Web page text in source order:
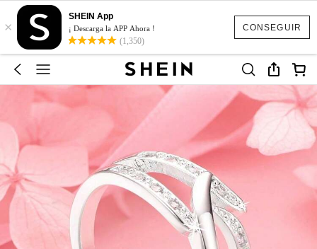
CONSEGUIR
×
SHEIN App
¡ Descarga la APP Ahora !
(1,350)